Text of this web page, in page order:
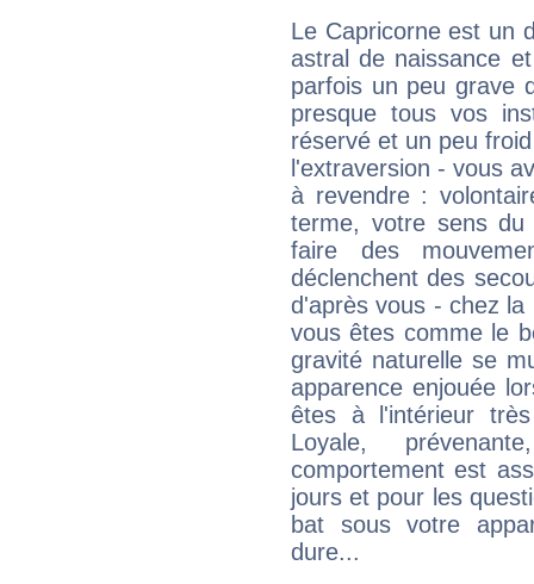
Le Capricorne est un
astral de naissance
parfois un peu grave
presque tous vos
réservé et un peu
l'extraversion - vous
à revendre :
terme, votre sens
faire des
déclenchent des
d'après vous - chez
vous êtes comme le
gravité naturelle se
apparence enjouée
êtes à l'intérieur
Loyale,
comportement est
jours et pour les
bat sous votre
dure...